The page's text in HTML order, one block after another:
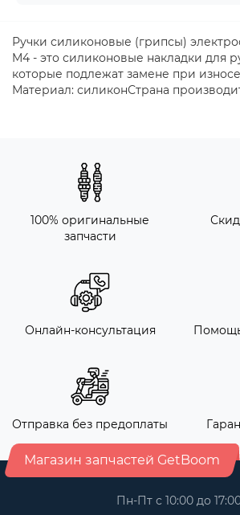
Ручки силиконовые (грипсы)
M4 - это силиконовые накладки для
которые подлежат замене при
Материал: силиконСтрана
100% оригинальные
запчасти
Онлайн-консультация
Отправка без предоплаты
Магазин запчастей GetBoom
Пн-Пт с 10:00 до